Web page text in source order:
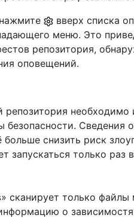
вверх списка
меню. Это
репозитория,
оповещений.
репозитория
Сведения
снизить риск
запускаться только раз
» сканирует только
о